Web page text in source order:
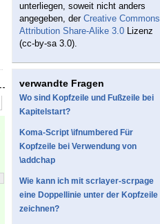
unterliegen, soweit nicht anders
angegeben, der Creative Commons
Attribution Share-Alike 3.0 Lizenz
(cc-by-sa 3.0).
verwandte Fragen
Wo sind Kopfzeile und Fußzeile bei
Kapitelstart?
Koma-Script \ifnumbered Für
Kopfzeile bei Verwendung von
\addchap
Wie kann ich mit scrlayer-scrpage
eine Doppellinie unter der Kopfzeile
zeichnen?